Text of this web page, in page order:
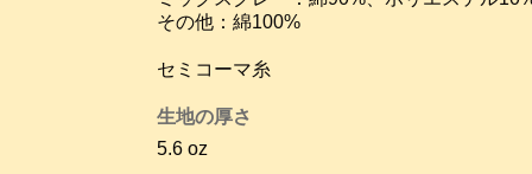
その他：綿100%
セミコーマ糸
生地の厚さ
5.6 oz